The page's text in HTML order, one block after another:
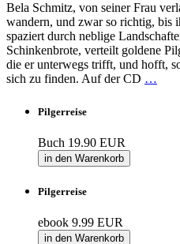
Bela Schmitz, von seiner Frau
wandern, und zwar so richtig, bis
spaziert durch neblige
Schinkenbrote, verteilt goldene
die er unterwegs trifft, und hofft,
sich zu finden. Auf der CD …
Pilgerreise
Buch 19.90 EUR
in den Warenkorb
Pilgerreise
ebook 9.99 EUR
in den Warenkorb